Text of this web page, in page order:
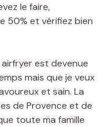
le faire,
50% et vérifiez bien
est devenue
mais que je veux
et sain. La
de Provence et de
toute ma famille